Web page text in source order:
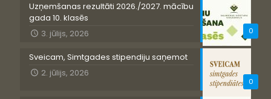
0
Uzņemšanas rezultāti 2026./2027. mācību
gada 10. klasēs
3. jūlijs, 2026
0
Sveicam, Simtgades stipendiju saņemot
2. jūlijs, 2026